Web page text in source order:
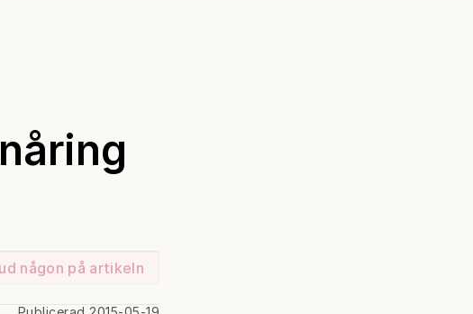
någon på artikeln